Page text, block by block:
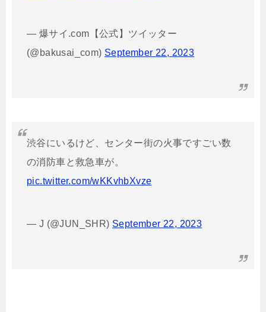
— 爆サイ.com【公式】ツイッター
(@bakusai_com) September 22, 2023
渋谷にいるけど、センター街の火事ですごい数
の消防車と救急車が。
pic.twitter.com/wKKvhbXvze
— J (@JUN_SHR) September 22, 2023